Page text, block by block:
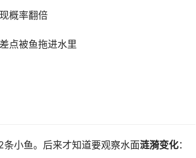
概率翻倍
点被鱼拖进水里
小鱼。后来才知道要观察水面涟漪变化：